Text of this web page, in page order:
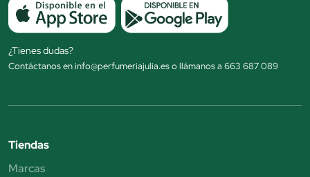
¿Tienes dudas?
Contáctanos en info@perfumeriajulia.es o llámanos a 663 687 089
Tiendas
Marcas